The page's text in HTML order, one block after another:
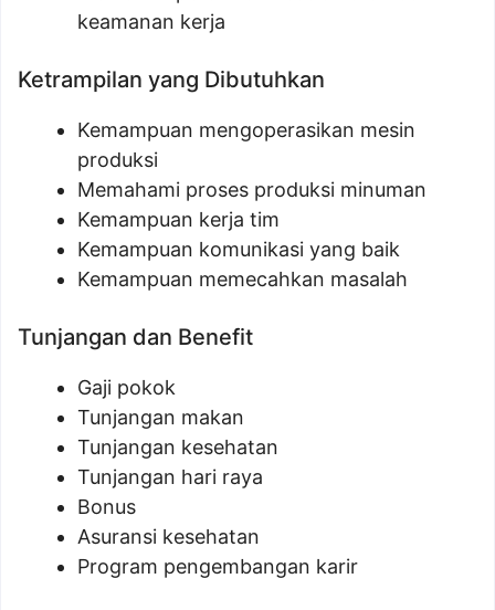
keamanan kerja
Ketrampilan yang Dibutuhkan
Kemampuan mengoperasikan mesin
produksi
Memahami proses produksi minuman
Kemampuan kerja tim
Kemampuan komunikasi yang baik
Kemampuan memecahkan masalah
Tunjangan dan Benefit
Gaji pokok
Tunjangan makan
Tunjangan kesehatan
Tunjangan hari raya
Bonus
Asuransi kesehatan
Program pengembangan karir